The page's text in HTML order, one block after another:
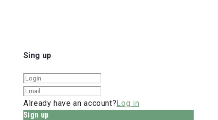
Sing up
Already have an account?Log in
Sign up